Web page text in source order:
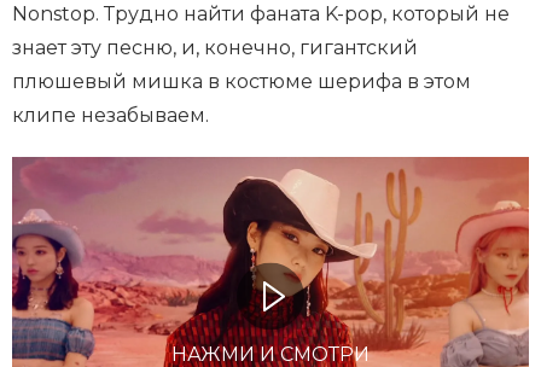
Nonstop. Трудно найти фаната K-pop, который не
знает эту песню, и, конечно, гигантский
плюшевый мишка в костюме шерифа в этом
клипе незабываем.
НАЖМИ И СМОТРИ